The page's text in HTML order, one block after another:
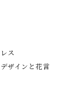
ス
ザインと花言